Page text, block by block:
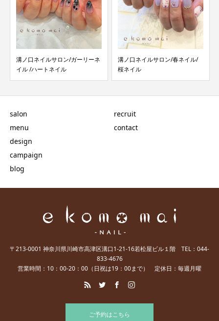
溝ノ口ネイルサロン/春ネイル/
桜ネイル
溝ノ口ネイルサロン/ツイードネ
イル
salon
menu
design
campaign
blog
recruit
contact
〒213-0001 神奈川県川崎市高津区溝口1-21-16若松屋ビル１階 TEL：044-
833-4676
営業時間：10：00-20：00（日祝は19：00まで） 定休日：毎週月曜
ご予約はこちら